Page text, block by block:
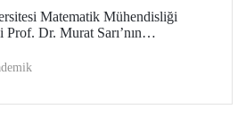
Matematik Mühendisliği
Dr. Murat Sarı’nın
birleştiren uluslararası araştırma